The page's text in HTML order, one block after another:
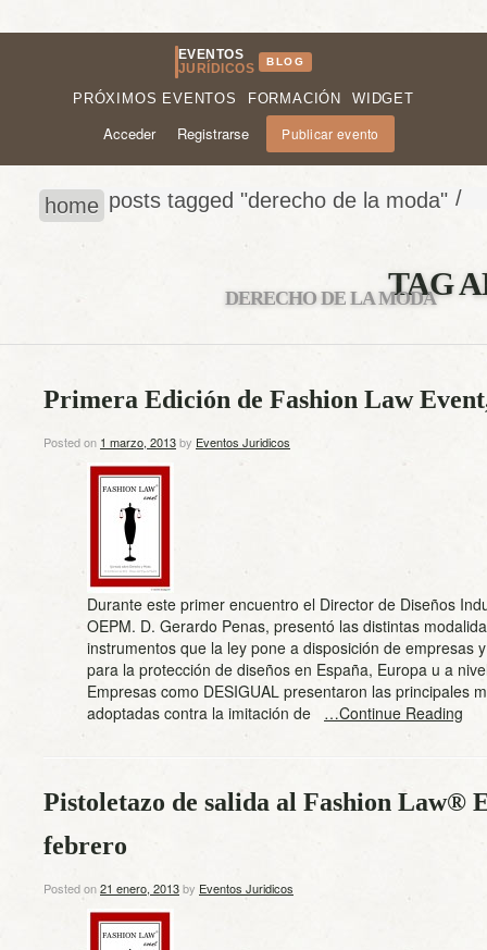
EVENTOS
JURÍDICOS
BLOG
PRÓXIMOS EVENTOS FORMACIÓN WIDGET
Acceder Registrarse Publicar evento
home /
posts tagged "derecho de la moda"
TAG
DERECHO DE LA MODA
Primera Edición de Fashion Law
Posted on 1 marzo, 2013by Eventos Juridicos
Durante este primer encuentro el Director de Diseños
OEPM. D. Gerardo Penas, presentó las distintas
instrumentos que la ley pone a disposición de empresas
para la protección de diseños en España, Europa u a
Empresas como DESIGUAL presentaron las principales
adoptadas contra la imitación de …Continue Reading
Pistoletazo de salida al Fashion Law®
febrero
Posted on21 enero, 2013by Eventos Juridicos